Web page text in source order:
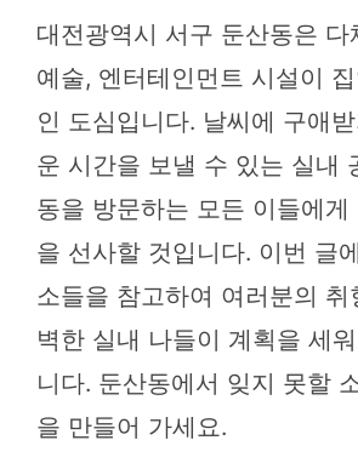
대전광역시 서구 둔산동은 다
예술, 엔터테인먼트 시설이
인 도심입니다. 날씨에 구애
운 시간을 보낼 수 있는 실내
동을 방문하는 모든 이들에게
을 선사할 것입니다. 이번 글
소들을 참고하여 여러분의
벽한 실내 나들이 계획을 세
니다. 둔산동에서 잊지 못할
을 만들어 가세요.